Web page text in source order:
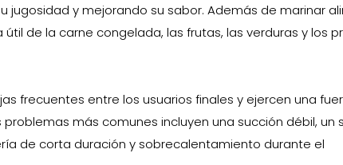
y mejorando su sabor. Además de marinar
de la carne congelada, las frutas, las verduras y los
frecuentes entre los usuarios finales y ejercen una
más comunes incluyen una succión débil, un
de corta duración y sobrecalentamiento durante el